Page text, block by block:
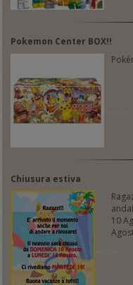
Pokemon Center BOX!!
Chiusura estiva
10